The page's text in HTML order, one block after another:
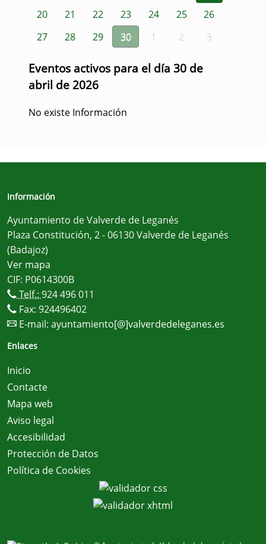
20 21 22 23 24 25
26
27
28 29 30 1 2 3
Eventos activos para el día 30 de
abril de 2026
No existe Información
Información
Ayuntamiento de Valverde de Leganés
Plaza Constitución, 2 - 06130 Valverde de Leganés
(Badajoz)
Ver mapa
CIF: P0614300B
Telf.: 924 496 011
Fax: 924496402
E-mail: ayuntamiento[@]valverdedeleganes.es
Enlaces
Inicio
Contacte
Mapa web
Aviso legal
Accesibilidad
Protección de Datos
Política de Cookies